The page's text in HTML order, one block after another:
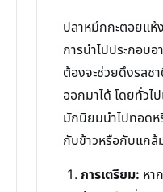
ปลาหมึกกะตอยแ
การนำไปประกอบ
ต้องจะช่วยดึงรสช
ออกมาได้ โดยทั่ว
มักนิยมนำไปทอดห
กับข้าวหรือกับแกล้
การเตรียม: หา